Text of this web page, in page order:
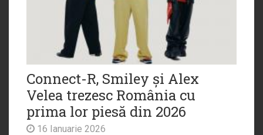
Connect-R, Smiley și Alex
Velea trezesc România cu
prima lor piesă din 2026
16 Ianuarie 2026